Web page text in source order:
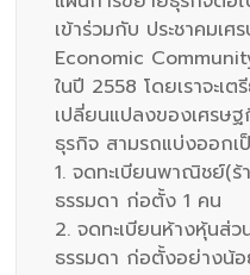
เข้าร่วมกับ ประชาคมเ
Economic
ในปี 2558 โดยเราจะเ
เปลี่ยนแปลงของเศรษ
ธุรกิจ สามรถแบ่งออกเ
1. จดทะเบียนพาณิชย์(
ธรรมดา ก่อตั้ง 1 คน
2. จดทะเบียนห้างหุ้นส่
ธรรมดา ก่อตั้งอย่างน้